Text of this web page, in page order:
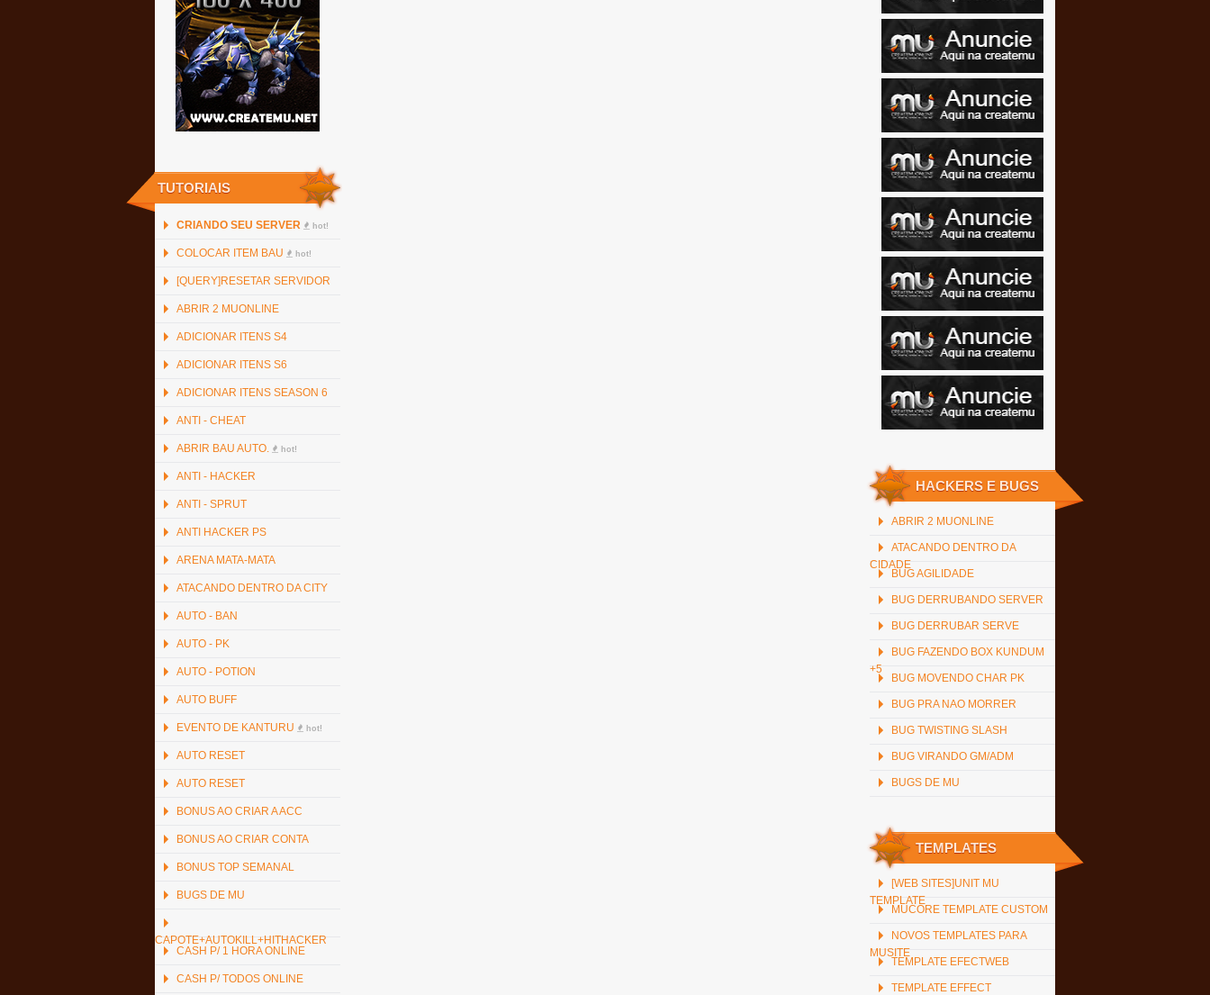
TUTORIAIS
CRIANDO SEU SERVER hot!
COLOCAR ITEM BAU hot!
[QUERY]RESETAR SERVIDOR
ABRIR 2 MUONLINE
ADICIONAR ITENS S4
ADICIONAR ITENS S6
ADICIONAR ITENS SEASON 6
ANTI - CHEAT
ABRIR BAU AUTO. hot!
ANTI - HACKER
ANTI - SPRUT
ANTI HACKER PS
ARENA MATA-MATA
ATACANDO DENTRO DA CITY
AUTO - BAN
AUTO - PK
AUTO - POTION
AUTO BUFF
EVENTO DE KANTURU hot!
AUTO RESET
AUTO RESET
BONUS AO CRIAR A ACC
BONUS AO CRIAR CONTA
BONUS TOP SEMANAL
BUGS DE MU
CAPOTE+AUTOKILL+HITHACKER
CASH P/ 1 HORA ONLINE
CASH P/ TODOS ONLINE
HACKERS E BUGS
ABRIR 2 MUONLINE
ATACANDO DENTRO DA
CIDADE
BUG AGILIDADE
BUG DERRUBANDO SERVER
BUG DERRUBAR SERVE
BUG FAZENDO BOX KUNDUM
+5
BUG MOVENDO CHAR PK
BUG PRA NAO MORRER
BUG TWISTING SLASH
BUG VIRANDO GM/ADM
BUGS DE MU
TEMPLATES
[WEB SITES]UNIT MU
TEMPLATE
MUCORE TEMPLATE CUSTOM
NOVOS TEMPLATES PARA
MUSITE
TEMPLATE EFECTWEB
TEMPLATE EFFECT